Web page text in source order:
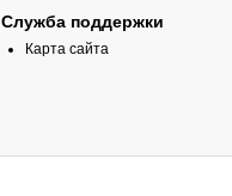
Служба поддержки
Карта сайта